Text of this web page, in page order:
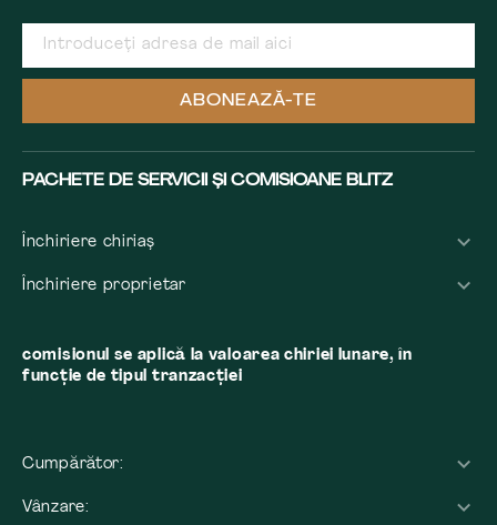
ABONEAZĂ-TE
PACHETE DE SERVICII ȘI COMISIOANE BLITZ
Închiriere chiriaș
Închiriere proprietar
comisionul se aplică la valoarea chiriei lunare, în
funcție de tipul tranzacției
Cumpărător:
Vânzare: